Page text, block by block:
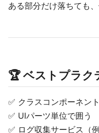
ある部分だけ落ちても、
🏆 ベストプラク
✅ クラスコンポーネン
✅ UIパーツ単位で囲う
✅ ログ収集サービス（